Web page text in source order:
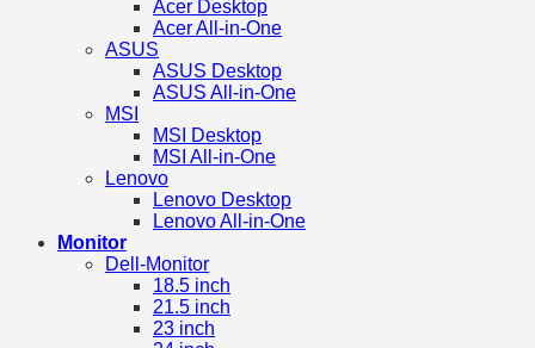
Acer Desktop
Acer All-in-One
ASUS
ASUS Desktop
ASUS All-in-One
MSI
MSI Desktop
MSI All-in-One
Lenovo
Lenovo Desktop
Lenovo All-in-One
Monitor
Dell-Monitor
18.5 inch
21.5 inch
23 inch